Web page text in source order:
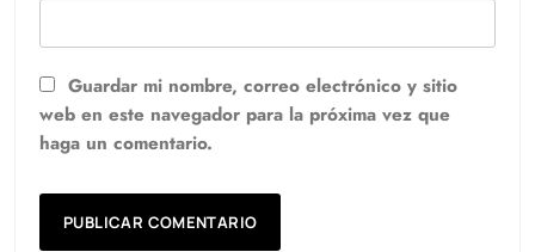
Guardar mi nombre, correo electrónico y sitio
web en este navegador para la próxima vez que
haga un comentario.